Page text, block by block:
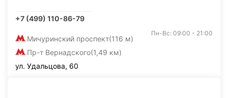
+7 (499) 110-86-79
Мичуринский проспект(116 м)
Пр-т Вернадского(1,49 км)
Пн-Вс: 09:00 - 21:00
ул. Удальцова, 60